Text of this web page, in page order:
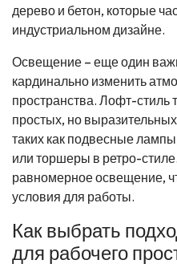
дерево и бетон, которые
индустриальном дизайне.
Освещение – еще один
кардинально изменить
пространства. Лофт-стиль
простых, но
таких как подвесные
или торшеры в ретро-
равномерное освещение,
условия для работы.
Как выбрать
для рабочего